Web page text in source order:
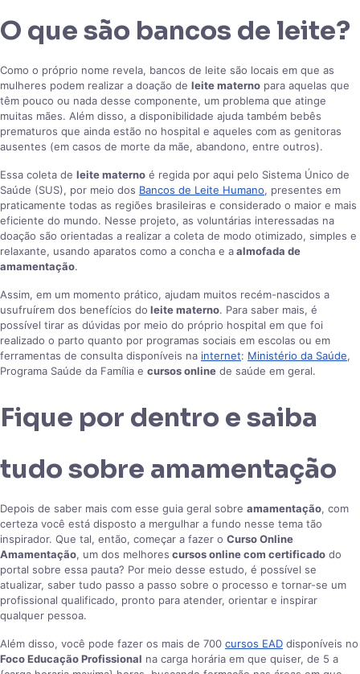
O que são bancos de leite?
Como o próprio nome revela, bancos de leite são locais em que as
mulheres podem realizar a doação de leite materno para aquelas que
têm pouco ou nada desse componente, um problema que atinge
muitas mães. Além disso, a disponibilidade ajuda também bebês
prematuros que ainda estão no hospital e aqueles com as genitoras
ausentes (em casos de morte da mãe, abandono, entre outros).
Essa coleta de leite materno é regida por aqui pelo Sistema Único de
Saúde (SUS), por meio dos Bancos de Leite Humano, presentes em
praticamente todas as regiões brasileiras e considerado o maior e mais
eficiente do mundo. Nesse projeto, as voluntárias interessadas na
doação são orientadas a realizar a coleta de modo otimizado, simples e
relaxante, usando aparatos como a concha e aalmofada de
amamentação.
Assim, em um momento prático, ajudam muitos recém-nascidos a
usufruírem dos benefícios do leite materno. Para saber mais, é
possível tirar as dúvidas por meio do próprio hospital em que foi
realizado o parto quanto por programas sociais em escolas ou em
ferramentas de consulta disponíveis na internet: Ministério da Saúde,
Programa Saúde da Família e cursos online de saúde em geral.
Fique por dentro e saiba
tudo sobre amamentação
Depois de saber mais com esse guia geral sobre amamentação, com
certeza você está disposto a mergulhar a fundo nesse tema tão
inspirador. Que tal, então, começar a fazer o Curso Online
Amamentação, um dos melhores cursos online com certificado do
portal sobre essa pauta? Por meio desse estudo, é possível se
atualizar, saber tudo passo a passo sobre o processo e tornar-se um
profissional qualificado, pronto para atender, orientar e inspirar
qualquer pessoa.
Além disso, você pode fazer os mais de 700 cursos EAD disponíveis no
Foco Educação Profissional na carga horária em que quiser, de 5 a